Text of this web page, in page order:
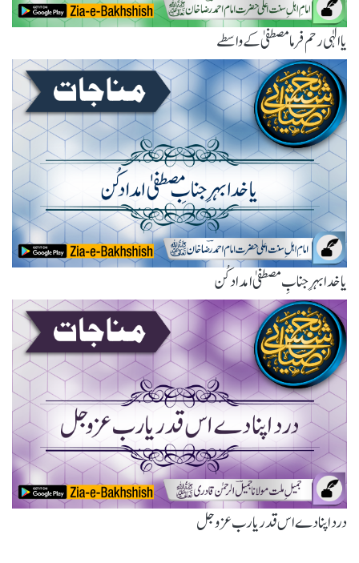
یاالٰہی رحم فرما مصطفیٰ کے واسطے
یا خدا بہرِ جنابِ مصطفیٰ امداد کُن
درد اپنا دے اس قدر یارب عزوجل